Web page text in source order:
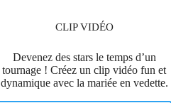
CLIP VIDÉO
Devenez des stars le temps d’un
tournage ! Créez un clip vidéo fun et
dynamique avec la mariée en vedette.